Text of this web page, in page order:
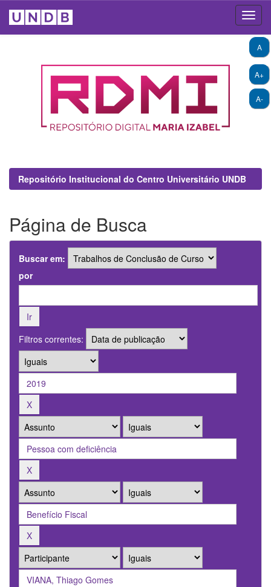
A+
A-
A
Repositório Institucional do Centro Universitário UNDB
Página de Busca
Buscar em:
por
Filtros correntes: